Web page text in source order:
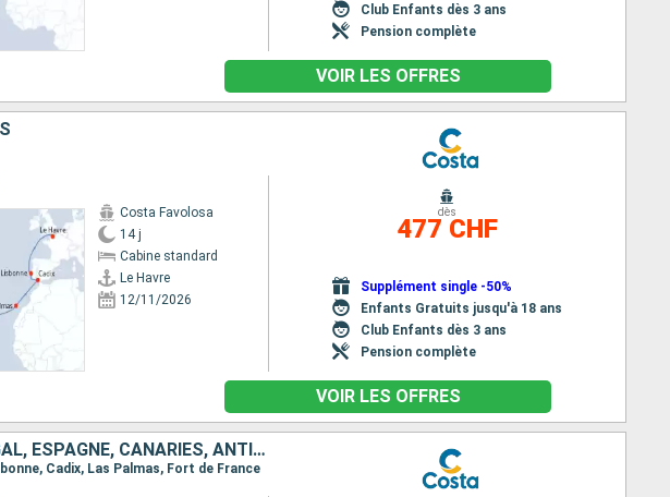
Club Enfants dès 3 ans
Pension complète
VOIR LES OFFRES
Costa Favolosa
14 j
Cabine standard
Le Havre
12/11/2026
dès
477 CHF
Supplément single -50%
Enfants Gratuits jusqu'à 18 ans
Club Enfants dès 3 ans
Pension complète
VOIR LES OFFRES
ALLEMAGNE, GRANDE-BRETAGNE, FRANCE, PORTUGAL, ESPAGNE, CANARIES, ANTILLES
Cadix, Las Palmas, Fort de France